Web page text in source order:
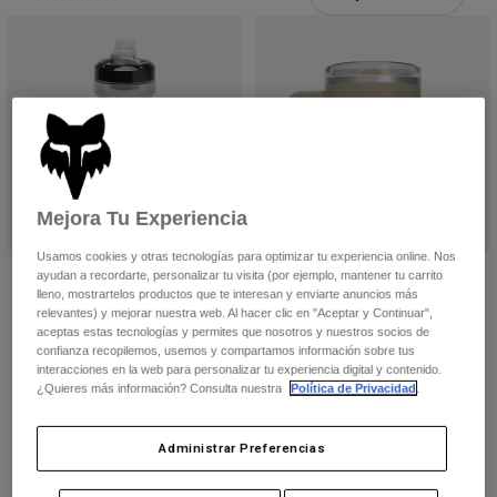
Pantalones largos
Chaquetas y chalecos
Guantes
Protecciones
Gafas de protección
Calcetines
Accesorios
Recambios
Guantes
Chaquetas
Calcetines
Mochilas y accesorios
Mujer
Camisetas y tops
Chaquetas
Pantalones
Camisas
Ver todo
Niños
Gafas de Protección
Calcetines
Ver todo
Moto
Cascos
Camisetas
Pantalones
Botas
Gafas de Protección
Botella Podium Worldwide de 620
14,99 €
Botella de agua Fox x CamelBak
Thrive 16 oz
Price reduced from
39,99 €to 23,99 €
Mejora Tu Experiencia
Usamos cookies y otras tecnologías para optimizar tu experiencia online. Nos
ayudan a recordarte, personalizar tu visita (por ejemplo, mantener tu carrito
lleno, mostrartelos productos que te interesan y enviarte anuncios más
relevantes) y mejorar nuestra web. Al hacer clic en "Aceptar y Continuar",
aceptas estas tecnologías y permites que nosotros y nuestros socios de
confianza recopilemos, usemos y compartamos información sobre tus
interacciones en la web para personalizar tu experiencia digital y contenido.
¿Quieres más información? Consulta nuestra
Política de Privacidad
Administrar Preferencias